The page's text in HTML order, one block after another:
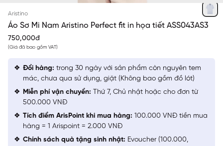
Aristino
Áo Sơ Mi Nam Aristino Perfect fit in họa tiết ASS043AS3
750,000đ
(Giá đã bao gồm VAT)
Đổi hàng: trong 30 ngày với sản phẩm còn nguyên tem
mác, chưa qua sử dụng, giặt (Không bao gồm đồ lót)
Miễn phí vận chuyển: Thứ 7, Chủ nhật hoặc cho đơn từ
500.000 VNĐ
Tích điểm ArisPoint khi mua hàng: 100.000 VNĐ tiền mua
hàng = 1 Arispoint = 2.000 VNĐ
Chính sách quà tặng sinh nhật: Evoucher (100.000,